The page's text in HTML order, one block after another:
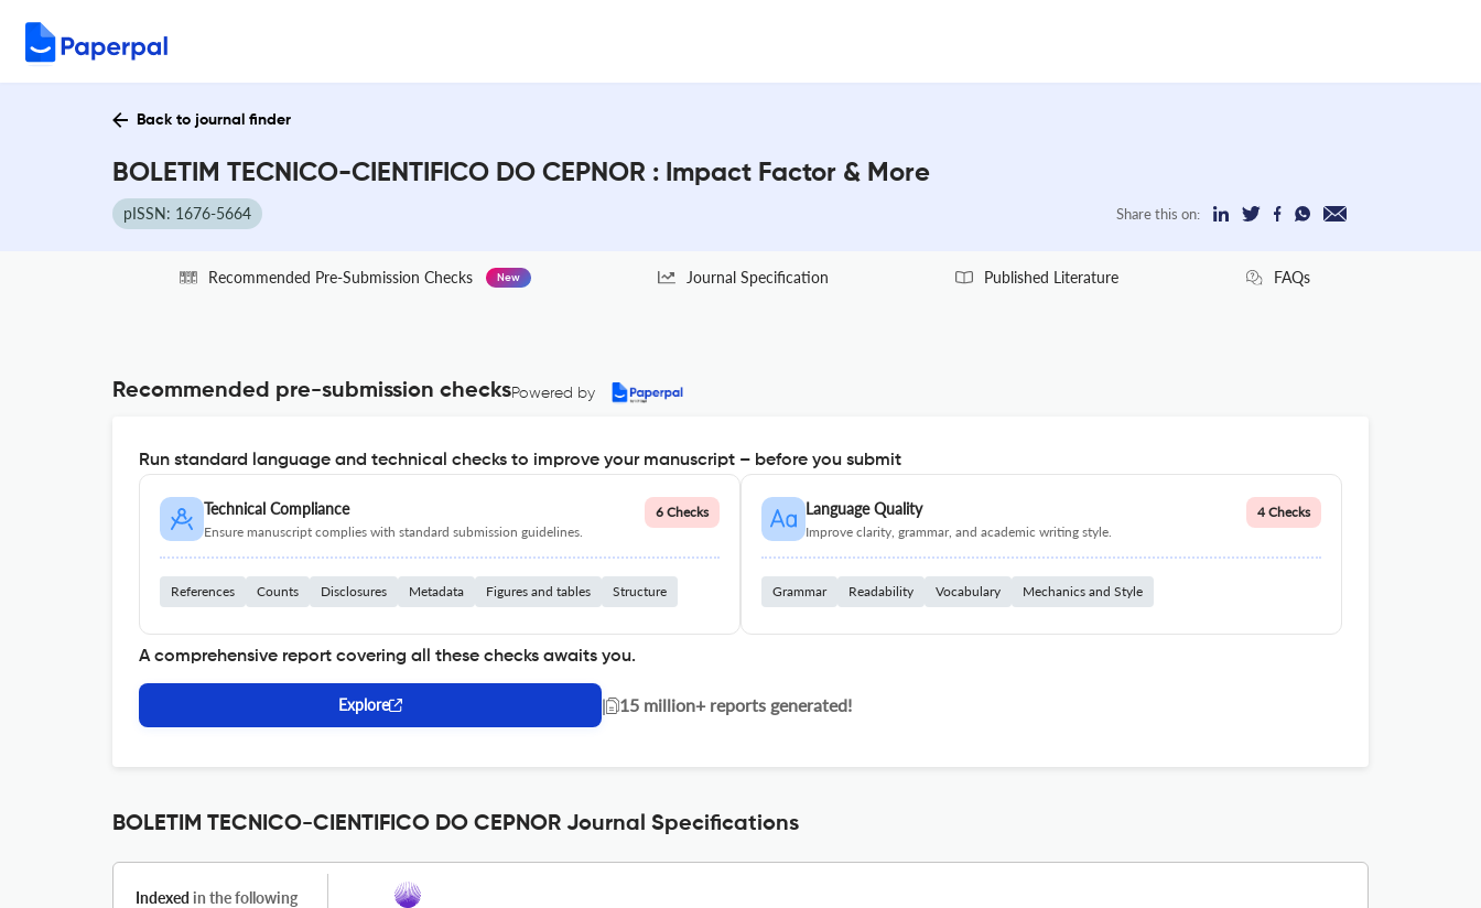
Back to journal finder
BOLETIM TECNICO-CIENTIFICO DO CEPNOR : Impact Factor & More
pISSN: 1676-5664 Share this on:
Recommended Pre-Submission Checks New Journal Specification Published Literature FAQs
Recommended pre-submission checksPowered by
Run standard language and technical checks to improve your manuscript – before you submit
Technical Compliance
Ensure manuscript complies with standard submission guidelines.
6 Checks
References Counts Disclosures Metadata Figures and tables Structure
Language Quality
Improve clarity, grammar, and academic writing style.
4 Checks
Grammar Readability Vocabulary Mechanics and Style
A comprehensive report covering all these checks awaits you.
Explore | 15 million+ reports generated!
BOLETIM TECNICO-CIENTIFICO DO CEPNOR Journal Specifications
Indexed in the following